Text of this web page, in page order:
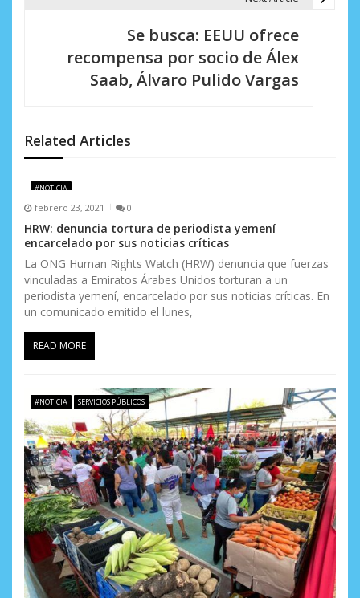
n
d
e
e
n
t
r
a
d
a
s
Se busca: EEUU ofrece
recompensa por socio de Álex
Saab, Álvaro Pulido Vargas
Related Articles
#NOTICIA
febrero 23, 2021 0
HRW: denuncia tortura de periodista yemení
encarcelado por sus noticias críticas
La ONG Human Rights Watch (HRW) denuncia que fuerzas
vinculadas a Emiratos Árabes Unidos torturan a un
periodista yemení, encarcelado por sus noticias críticas. En
un comunicado emitido el lunes,
READ MORE
#NOTICIA SERVICIOS PÚBLICOS